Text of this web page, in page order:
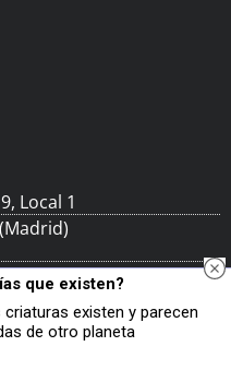
Local 1
que existen?
criaturas existen y parecen
de otro planeta